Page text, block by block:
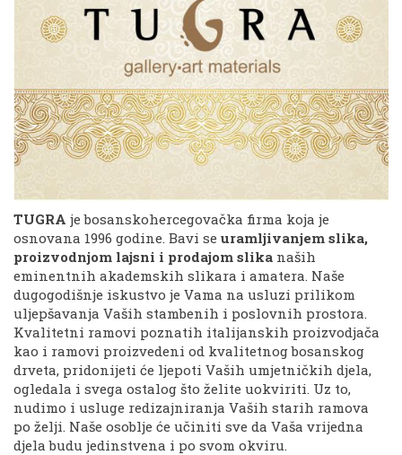
TUGRA je bosanskohercegovačka firma koja je
osnovana 1996 godine. Bavi se uramljivanjem slika,
proizvodnjom lajsni i prodajom slika naših
eminentnih akademskih slikara i amatera. Naše
dugogodišnje iskustvo je Vama na usluzi prilikom
uljepšavanja Vaših stambenih i poslovnih prostora.
Kvalitetni ramovi poznatih italijanskih proizvodjača
kao i ramovi proizvedeni od kvalitetnog bosanskog
drveta, pridonijeti će ljepoti Vaših umjetničkih djela,
ogledala i svega ostalog što želite uokviriti. Uz to,
nudimo i usluge redizajniranja Vaših starih ramova
po želji. Naše osoblje će učiniti sve da Vaša vrijedna
djela budu jedinstvena i po svom okviru.